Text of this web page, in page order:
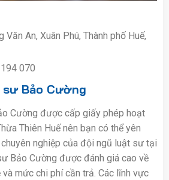
An, Xuân Phú, Thành phố Huế,
070
Bảo Cường
Cường được cấp giấy phép hoạt
Thiên Huế nên bạn có thể yên
nghiệp của đội ngũ luật sư tại
Bảo Cường được đánh giá cao về
mức chi phí cần trả. Các lĩnh vực